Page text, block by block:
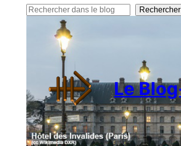
Rechercher Rechercher
Le